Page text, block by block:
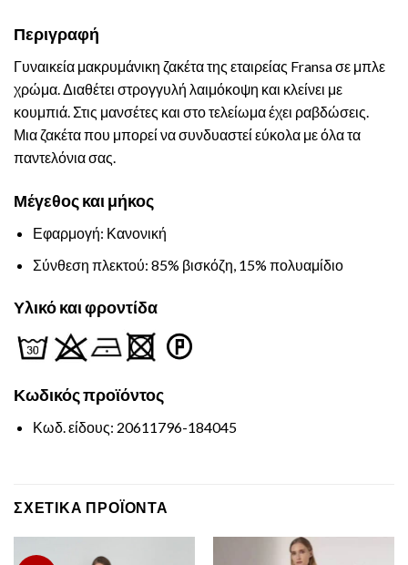
Περιγραφή
Γυναικεία μακρυμάνικη ζακέτα της εταιρείας Fransa σε μπλε
χρώμα. Διαθέτει στρογγυλή λαιμόκοψη και κλείνει με
κουμπιά. Στις μανσέτες και στο τελείωμα έχει ραβδώσεις.
Μια ζακέτα που μπορεί να συνδυαστεί εύκολα με όλα τα
παντελόνια σας.
Μέγεθος και μήκος
Εφαρμογή: Κανονική
Σύνθεση πλεκτού: 85% βισκόζη, 15% πολυαμίδιο
Υλικό και φροντίδα
Κωδικόςπροϊόντος
Κωδ. είδους: 20611796-184045
ΣΧΕΤΙΚΆ ΠΡΟΪΌΝΤΑ